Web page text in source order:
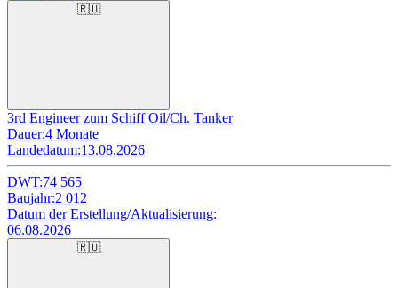
🇷🇺
3rd Engineer zum Schiff Oil/Ch. Tanker
Dauer:4 Monate
Landedatum:13.08.2026
DWT:74 565
Baujahr:2 012
Datum der Erstellung/Aktualisierung:
06.08.2026
🇷🇺